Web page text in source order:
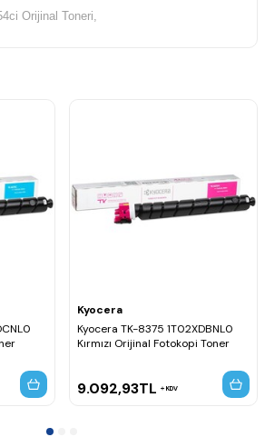
Orijinal Toneri,
Kyocera
Kyocera TK-8375 1T02XDBNL0
Kırmızı Orijinal Fotokopi Toner
9.092,93TL KDV